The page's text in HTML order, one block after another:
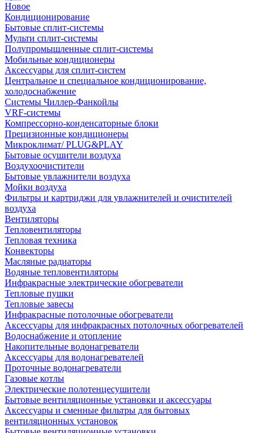
Новое
Кондиционирование
Бытовые сплит-системы
Мульти сплит-системы
Полупромышленные сплит-системы
Мобильные кондиционеры
Аксессуары для сплит-систем
Центральное и специальное кондиционирование,
холодоснабжение
Системы Чиллер-Фанкойлы
VRF-системы
Компрессорно-конденсаторные блоки
Прецизионные кондиционеры
Микроклимат/ PLUG&PLAY
Бытовые осушители воздуха
Воздухоочистители
Бытовые увлажнители воздуха
Мойки воздуха
Фильтры и картриджи для увлажнителей и очистителей
воздуха
Вентиляторы
Тепловентиляторы
Тепловая техника
Конвекторы
Масляные радиаторы
Водяные тепловентиляторы
Инфракрасные электрические обогреватели
Тепловые пушки
Тепловые завесы
Инфракрасные потолочные обогреватели
Аксессуары для инфракрасных потолочных обогревателей
Водоснабжение и отопление
Накопительные водонагреватели
Аксессуары для водонагревателей
Проточные водонагреватели
Газовые котлы
Электрические полотенцесушители
Бытовые вентиляционные установки и аксессуары
Аксессуары и сменные фильтры для бытовых
вентиляционных установок